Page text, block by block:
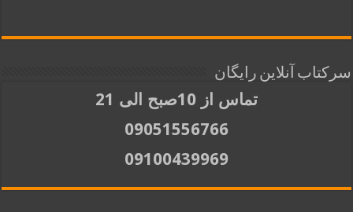
سرکتاب آنلاین رایگان
تماس از 10صبح الی 21
09051556766
09100439969